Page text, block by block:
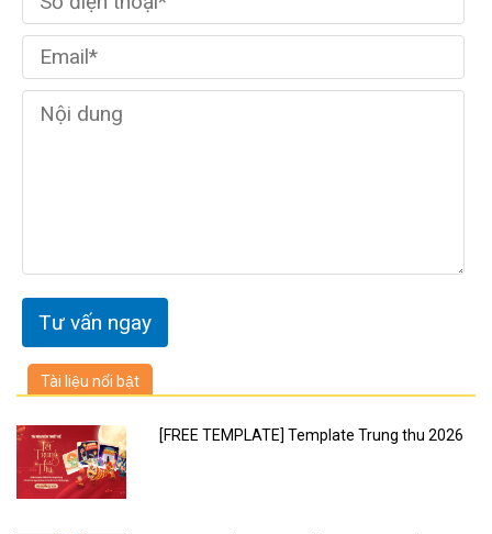
Tài liệu nổi bật
[FREE TEMPLATE] Template Trung thu 2026